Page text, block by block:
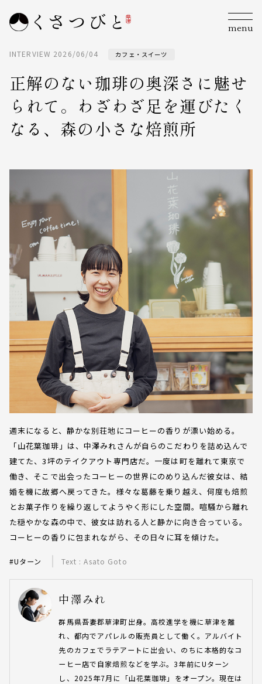
menu
INTERVIEW 2026/06/04 カフェ・スイーツ
正解のない珈琲の奥深さに魅せ
られて。わざわざ足を運びたく
なる、森の小さな焙煎所
週末になると、静かな別荘地にコーヒーの香りが漂い始める。
「山花葉珈琲」は、中澤みれさんが自らのこだわりを詰め込んで
建てた、3坪のテイクアウト専門店だ。一度は町を離れて東京で
働き、そこで出会ったコーヒーの世界にのめり込んだ彼女は、結
婚を機に故郷へ戻ってきた。様々な葛藤を乗り越え、何度も焙煎
とお菓子作りを繰り返してようやく形にした空間。喧騒から離れ
た穏やかな森の中で、彼女は訪れる人と静かに向き合っている。
コーヒーの香りに包まれながら、その日々に耳を傾けた。
#Uターン Text : Asato Goto
中澤みれ
群馬県吾妻郡草津町出身。高校進学を機に草津を離
れ、都内でアパレルの販売員として働く。アルバイト
先のカフェでラテアートに出会い、のちに本格的なコ
ーヒー店で自家焙煎などを学ぶ。3年前にUターン
し、2025年7月に「山花葉珈琲」をオープン。現在は